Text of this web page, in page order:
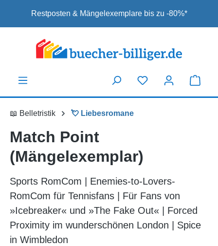
Zum Hauptinhalt springen
Restposten & Mängelexemplare bis zu -80%*
📖 Belletristik 💘 Liebesromane
Match Point
(Mängelexemplar)
Sports RomCom | Enemies-to-Lovers-
RomCom für Tennisfans | Für Fans von
»Icebreaker« und »The Fake Out« | Forced
Proximity im wunderschönen London | Spice
in Wimbledon